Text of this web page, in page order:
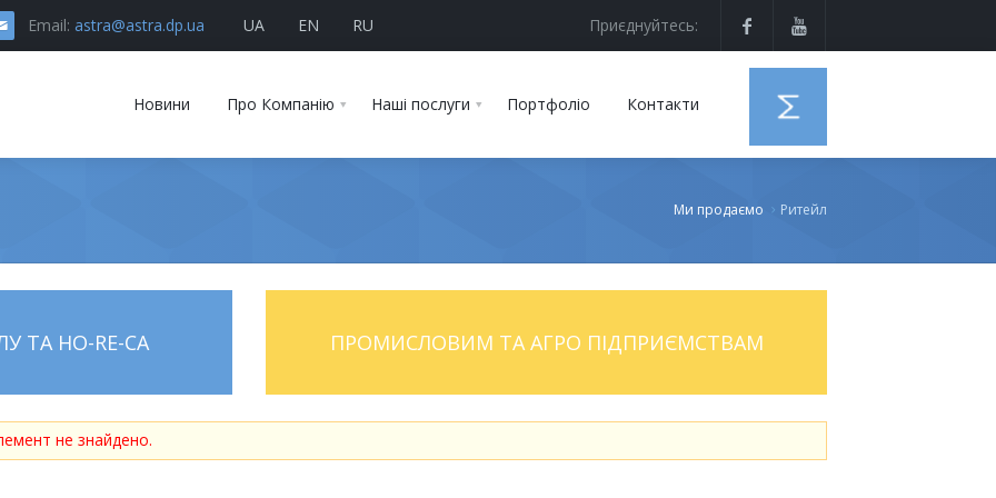
Email: astra@astra.dp.ua UA EN RU Приєднуйтесь:
Новини Про Компанію Наші послуги Портфоліо Контакти
Ми продаємо Ритейл
ТА HO-RE-CA ПРОМИСЛОВИМ ТА АГРО ПІДПРИЄМСТВАМ
не знайдено.